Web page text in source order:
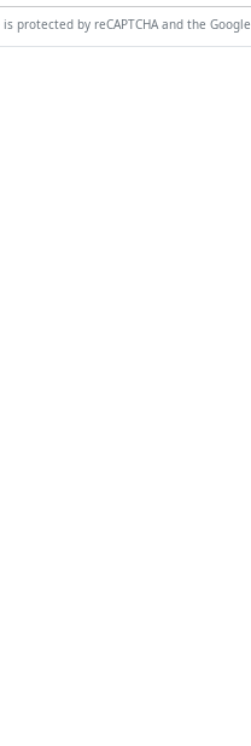
protected by reCAPTCHA and the Google